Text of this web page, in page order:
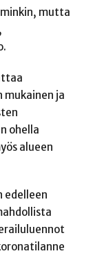
mutta
mukainen ja
ohella
alueen
edelleen